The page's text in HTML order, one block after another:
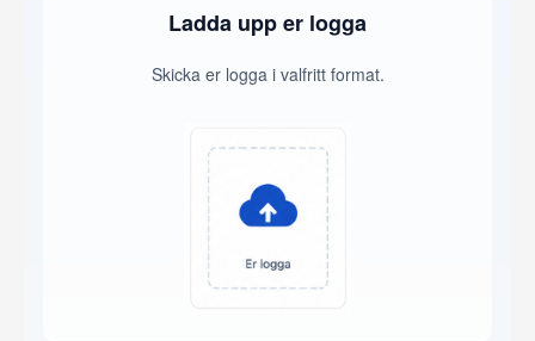
Ladda upp er logga
Skicka er logga i valfritt format.